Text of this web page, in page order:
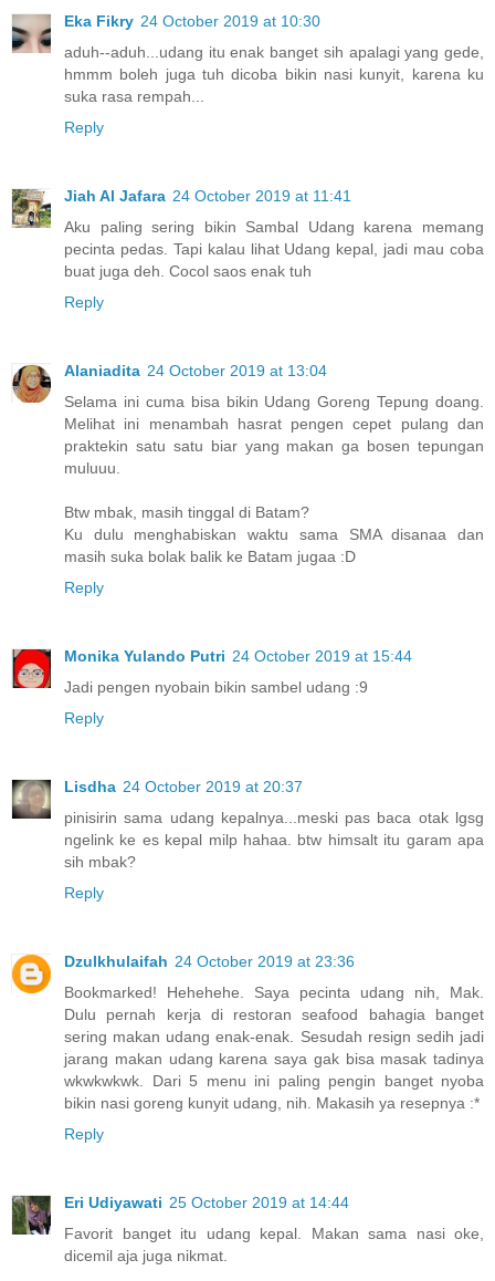
Eka Fikry 24 October 2019 at 10:30
aduh--aduh...udang itu enak banget sih apalagi yang gede,
hmmm boleh juga tuh dicoba bikin nasi kunyit, karena ku
suka rasa rempah...
Reply
Jiah Al Jafara 24 October 2019 at 11:41
Aku paling sering bikin Sambal Udang karena memang
pecinta pedas. Tapi kalau lihat Udang kepal, jadi mau coba
buat juga deh. Cocol saos enak tuh
Reply
Alaniadita 24 October 2019 at 13:04
Selama ini cuma bisa bikin Udang Goreng Tepung doang.
Melihat ini menambah hasrat pengen cepet pulang dan
praktekin satu satu biar yang makan ga bosen tepungan
muluuu.
Btw mbak, masih tinggal di Batam?
Ku dulu menghabiskan waktu sama SMA disanaa dan
masih suka bolak balik ke Batam jugaa :D
Reply
Monika Yulando Putri 24 October 2019 at 15:44
Jadi pengen nyobain bikin sambel udang :9
Reply
Lisdha 24 October 2019 at 20:37
pinisirin sama udang kepalnya...meski pas baca otak lgsg
ngelink ke es kepal milp hahaa. btw himsalt itu garam apa
sih mbak?
Reply
Dzulkhulaifah 24 October 2019 at 23:36
Bookmarked! Hehehehe. Saya pecinta udang nih, Mak.
Dulu pernah kerja di restoran seafood bahagia banget
sering makan udang enak-enak. Sesudah resign sedih jadi
jarang makan udang karena saya gak bisa masak tadinya
wkwkwkwk. Dari 5 menu ini paling pengin banget nyoba
bikin nasi goreng kunyit udang, nih. Makasih ya resepnya :*
Reply
Eri Udiyawati 25 October 2019 at 14:44
Favorit banget itu udang kepal. Makan sama nasi oke,
dicemil aja juga nikmat.